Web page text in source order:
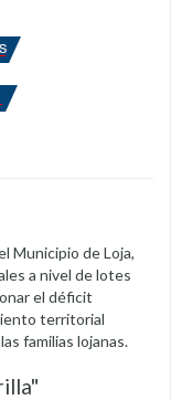
Municipio de Loja,
a nivel de lotes
el déficit
territorial
familias lojanas.